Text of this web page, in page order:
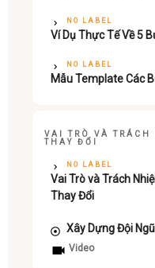
NO LABEL
Ví Dụ Thực Tế Về 5
NO LABEL
Mẫu Template Các
VAI TRÒ VÀ TRÁCH
THAY ĐỔI
NO LABEL
Vai Trò và Trách
Thay Đổi
Xây Dựng Đội
Video